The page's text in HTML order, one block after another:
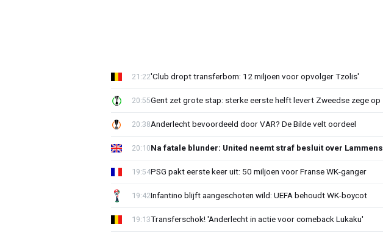
'Club dropt transferbom: 12 miljoen voor opvolger Tzolis'
21:22
Gent zet grote stap: sterke eerste helft levert Zweedse zege op
20:55
Anderlecht bevoordeeld door VAR? De Bilde velt oordeel
20:38
Na fatale blunder: United neemt straf besluit over Lammens
20:10
PSG pakt eerste keer uit: 50 miljoen voor Franse WK-ganger
19:54
Infantino blijft aangeschoten wild: UEFA behoudt WK-boycot
19:42
Transferschok! 'Anderlecht in actie voor comeback Lukaku'
19:13